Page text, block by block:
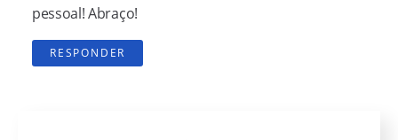
pessoal! Abraço!
RESPONDER